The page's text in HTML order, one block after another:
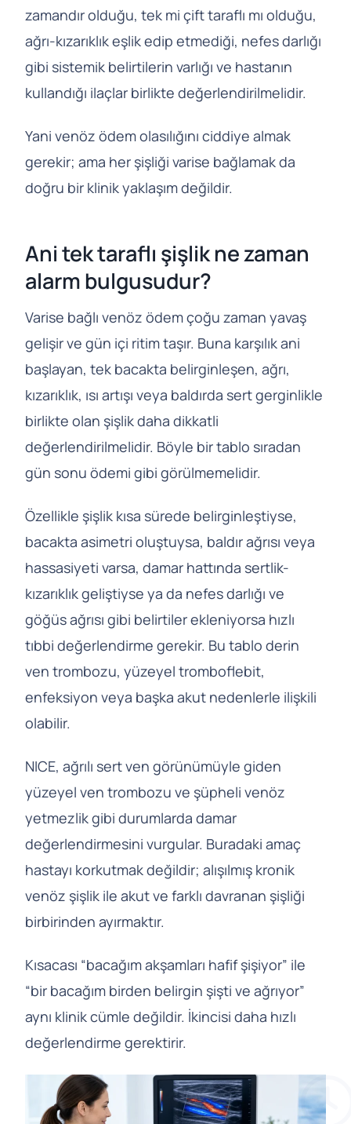
zamandır olduğu, tek mi çift taraflı mı olduğu,
ağrı-kızarıklık eşlik edip etmediği, nefes darlığı
gibi sistemik belirtilerin varlığı ve hastanın
kullandığı ilaçlar birlikte değerlendirilmelidir.
Yani venöz ödem olasılığını ciddiye almak
gerekir; ama her şişliği varise bağlamak da
doğru bir klinik yaklaşım değildir.
Ani tek taraflı şişlik ne zaman
alarm bulgusudur?
Varise bağlı venöz ödem çoğu zaman yavaş
gelişir ve gün içi ritim taşır. Buna karşılık ani
başlayan, tek bacakta belirginleşen, ağrı,
kızarıklık, ısı artışı veya baldırda sert gerginlikle
birlikte olan şişlik daha dikkatli
değerlendirilmelidir. Böyle bir tablo sıradan
gün sonu ödemi gibi görülmemelidir.
Özellikle şişlik kısa sürede belirginleştiyse,
bacakta asimetri oluştuysa, baldır ağrısı veya
hassasiyeti varsa, damar hattında sertlik-
kızarıklık geliştiyse ya da nefes darlığı ve
göğüs ağrısı gibi belirtiler ekleniyorsa hızlı
tıbbi değerlendirme gerekir. Bu tablo derin
ven trombozu, yüzeyel tromboflebit,
enfeksiyon veya başka akut nedenlerle ilişkili
olabilir.
NICE, ağrılı sert ven görünümüyle giden
yüzeyel ven trombozu ve şüpheli venöz
yetmezlik gibi durumlarda damar
değerlendirmesini vurgular. Buradaki amaç
hastayı korkutmak değildir; alışılmış kronik
venöz şişlik ile akut ve farklı davranan şişliği
birbirinden ayırmaktır.
Kısacası “bacağım akşamları hafif şişiyor” ile
“bir bacağım birden belirgin şişti ve ağrıyor”
aynı klinik cümle değildir. İkincisi daha hızlı
değerlendirme gerektirir.